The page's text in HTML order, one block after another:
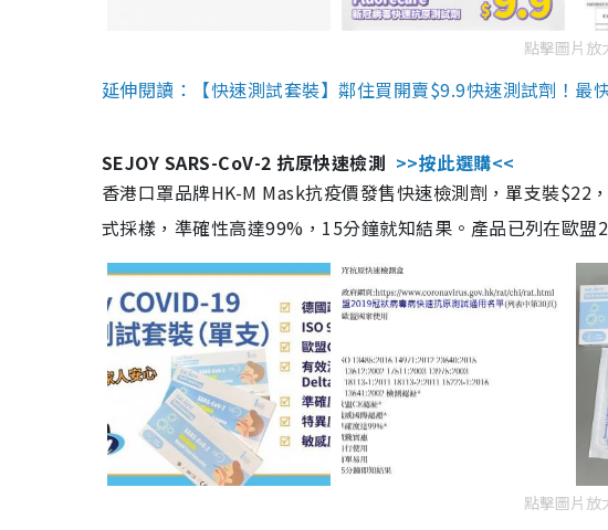
點擊圖片放
延伸閱讀：【快速測試套裝】鄰住買開賣$9.9快速測試劑！最
SEJOY SARS-CoV-2 抗原快速檢測 >>按此選購<<
香港口罩品牌HK-M Mask抗疫價發售快速檢測劑，單支裝
式採樣，準確性高達99%，15分鐘就知結果。產品已列在歐盟
點擊圖片放